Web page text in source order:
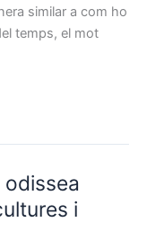
similar a com ho
temps, el mot
odissea
i